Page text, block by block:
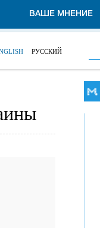
ВАШЕ МНЕНИЕ
РУССКИЙ